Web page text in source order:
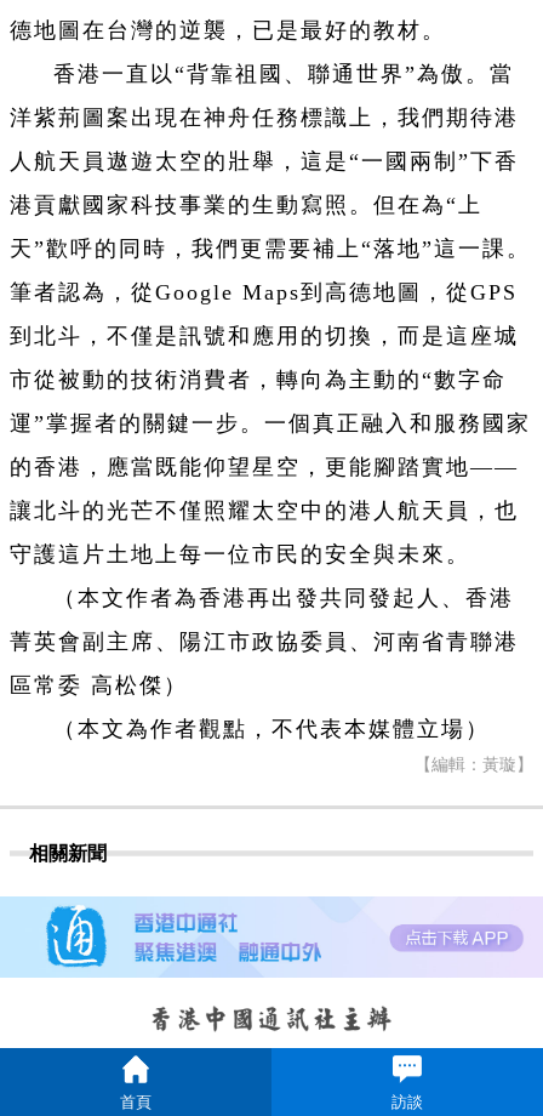
德地圖在台灣的逆襲，已是最好的教材。
香港一直以“背靠祖國、聯通世界”為傲。當
洋紫荊圖案出現在神舟任務標識上，我們期待港
人航天員遨遊太空的壯舉，這是“一國兩制”下香
港貢獻國家科技事業的生動寫照。但在為“上
天”歡呼的同時，我們更需要補上“落地”這一課。
筆者認為，從Google Maps到高德地圖，從GPS
到北斗，不僅是訊號和應用的切換，而是這座城
市從被動的技術消費者，轉向為主動的“數字命
運”掌握者的關鍵一步。一個真正融入和服務國家
的香港，應當既能仰望星空，更能腳踏實地——
讓北斗的光芒不僅照耀太空中的港人航天員，也
守護這片土地上每一位市民的安全與未來。
（本文作者為香港再出發共同發起人、香港
菁英會副主席、陽江市政協委員、河南省青聯港
區常委 高松傑）
（本文為作者觀點，不代表本媒體立場）
【編輯：黃璇】
相關新聞
首頁 訪談